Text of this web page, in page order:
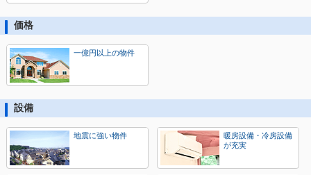
価格
一億円以上の物件
設備
地震に強い物件
暖房設備・冷房設備
が充実